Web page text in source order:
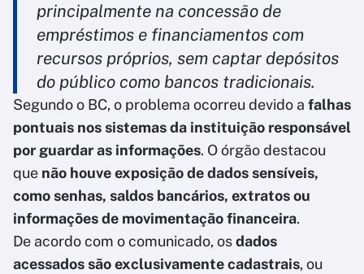
principalmente na concessão de
empréstimos e financiamentos com
recursos próprios, sem captar depósitos
do público como bancos tradicionais.
Segundo o BC, o problema ocorreu devido a falhas
pontuais nos sistemas da instituição responsável
por guardar as informações. O órgão destacou
que não houve exposição de dados sensíveis,
como senhas, saldos bancários, extratos ou
informações de movimentação financeira.
De acordo com o comunicado, osdados
acessados são exclusivamente cadastrais, ou